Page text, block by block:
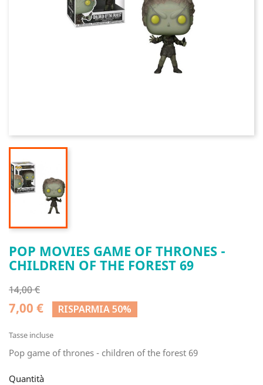
POP MOVIES GAME OF THRONES -
CHILDREN OF THE FOREST 69
14,00 €
7,00 € RISPARMIA 50%
Tasse incluse
Pop game of thrones - children of the forest 69
Quantità